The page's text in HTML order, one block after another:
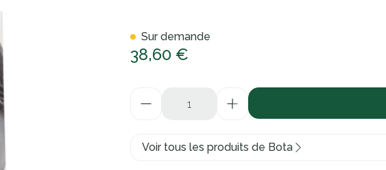
38,60 €
Sur demande
Voir tous les produits de Bota